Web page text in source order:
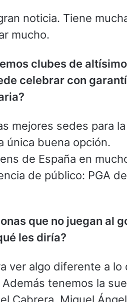
noticia. Tiene
mucho.
clubes de
celebrar con
mejores sedes para
única buena opción.
de España en
de público: PGA
que no juegan al
les diría?
ver algo diferente a
tenemos la
Cabrera, Miguel